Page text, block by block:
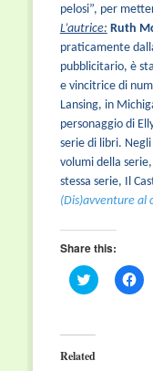
pelosi”, per
L’autrice: Ruth
praticamente
pubblicitario, è
e vincitrice di
Lansing, in
personaggio di
serie di libri.
volumi della
stessa serie, Il
(Dis)avventure al
Share this:
Click
to
(Opens
in
new
Click
to
Related